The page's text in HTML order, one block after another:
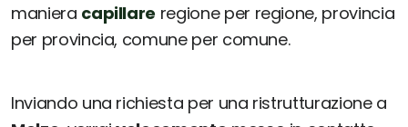
maniera capillare regione per regione, provincia
per provincia, comune per comune.
Inviando una richiesta per una ristrutturazione a